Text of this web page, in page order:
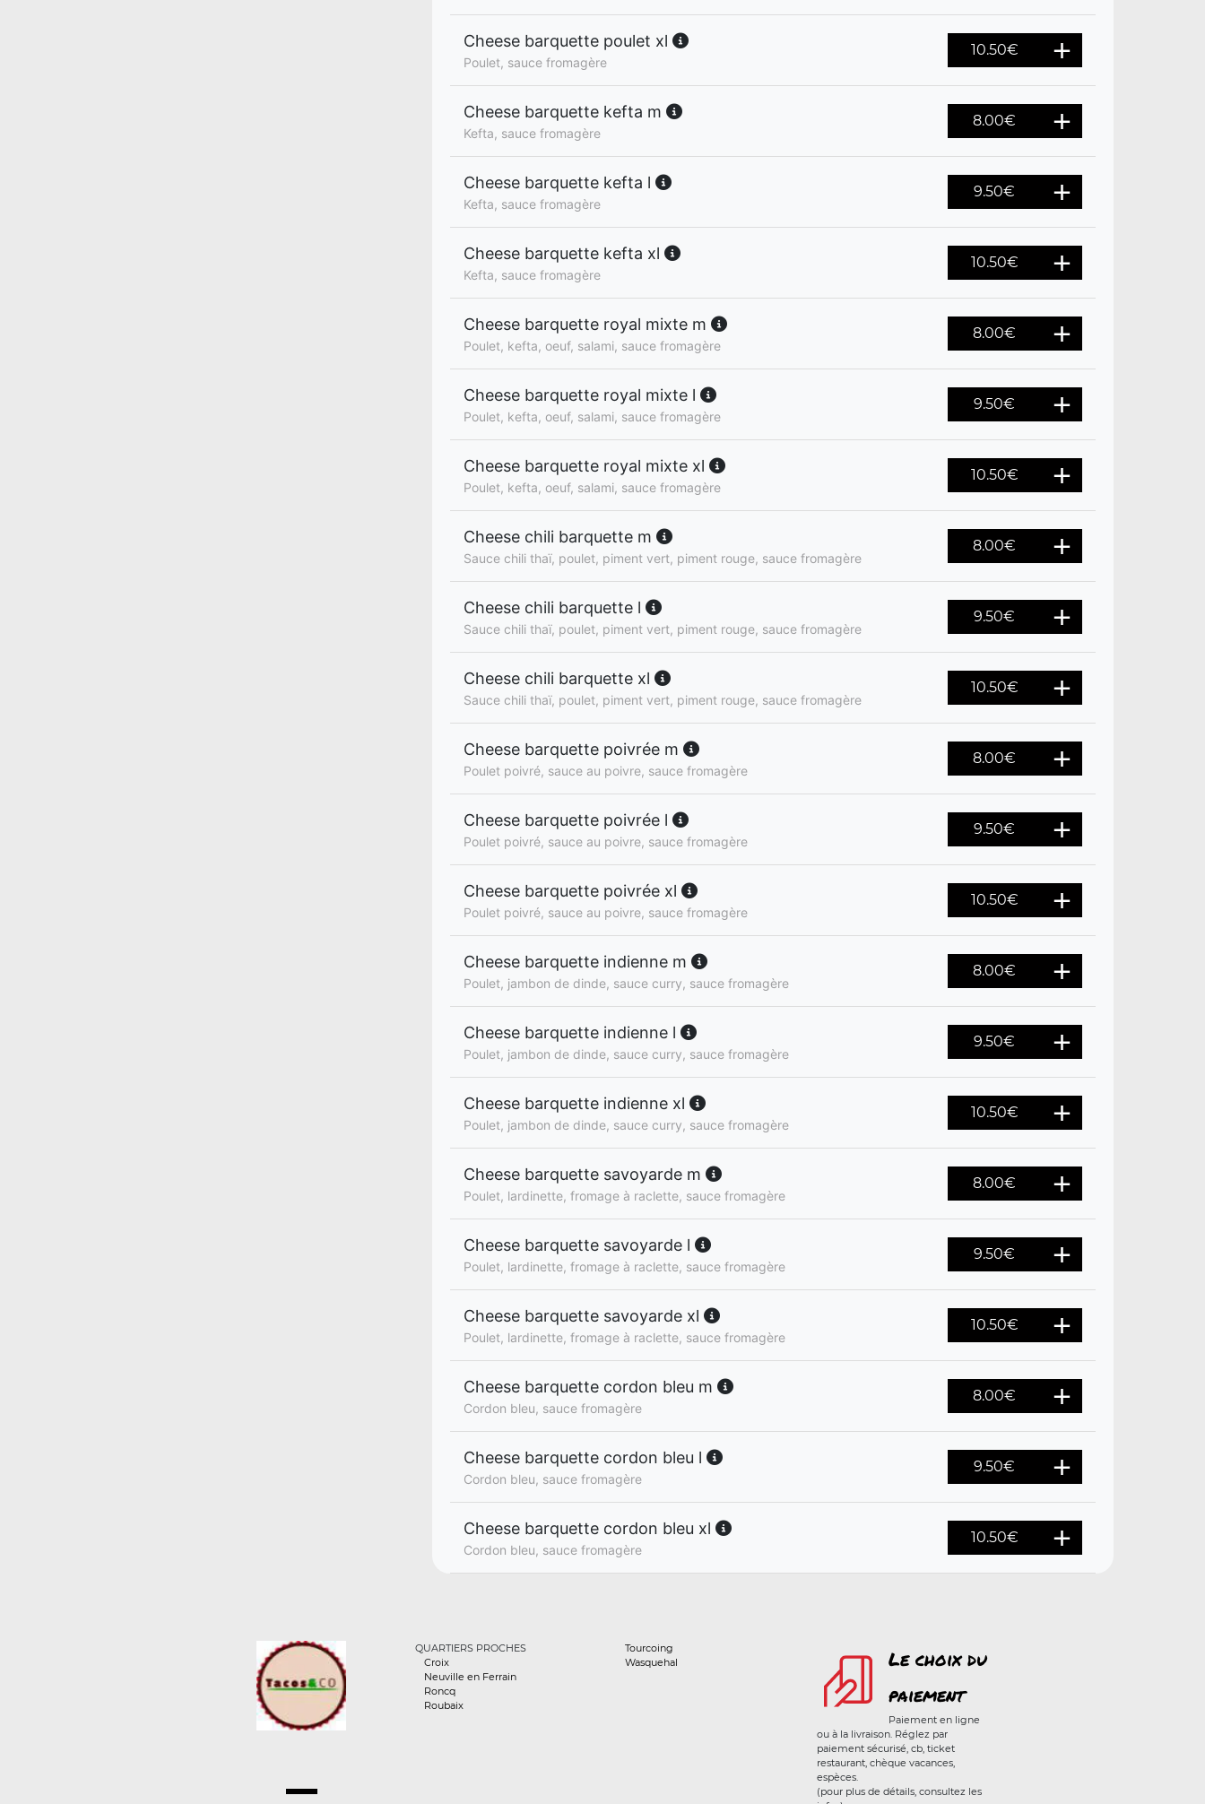
Cheese barquette poulet xl
Poulet, sauce fromagère
10.50€
Cheese barquette kefta m
Kefta, sauce fromagère
8.00€
Cheese barquette kefta l
Kefta, sauce fromagère
9.50€
Cheese barquette kefta xl
Kefta, sauce fromagère
10.50€
Cheese barquette royal mixte m
Poulet, kefta, oeuf, salami, sauce fromagère
8.00€
Cheese barquette royal mixte l
Poulet, kefta, oeuf, salami, sauce fromagère
9.50€
Cheese barquette royal mixte xl
Poulet, kefta, oeuf, salami, sauce fromagère
10.50€
Cheese chili barquette m
Sauce chili thaï, poulet, piment vert, piment rouge, sauce fromagère
8.00€
Cheese chili barquette l
Sauce chili thaï, poulet, piment vert, piment rouge, sauce fromagère
9.50€
Cheese chili barquette xl
Sauce chili thaï, poulet, piment vert, piment rouge, sauce fromagère
10.50€
Cheese barquette poivrée m
Poulet poivré, sauce au poivre, sauce fromagère
8.00€
Cheese barquette poivrée l
Poulet poivré, sauce au poivre, sauce fromagère
9.50€
Cheese barquette poivrée xl
Poulet poivré, sauce au poivre, sauce fromagère
10.50€
Cheese barquette indienne m
Poulet, jambon de dinde, sauce curry, sauce fromagère
8.00€
Cheese barquette indienne l
Poulet, jambon de dinde, sauce curry, sauce fromagère
9.50€
Cheese barquette indienne xl
Poulet, jambon de dinde, sauce curry, sauce fromagère
10.50€
Cheese barquette savoyarde m
Poulet, lardinette, fromage à raclette, sauce fromagère
8.00€
Cheese barquette savoyarde l
Poulet, lardinette, fromage à raclette, sauce fromagère
9.50€
Cheese barquette savoyarde xl
Poulet, lardinette, fromage à raclette, sauce fromagère
10.50€
Cheese barquette cordon bleu m
Cordon bleu, sauce fromagère
8.00€
Cheese barquette cordon bleu l
Cordon bleu, sauce fromagère
9.50€
Cheese barquette cordon bleu xl
Cordon bleu, sauce fromagère
10.50€
QUARTIERS PROCHES
Croix
Neuville en Ferrain
Roncq
Roubaix
Tourcoing
Wasquehal
Le choix du
paiement
Paiement en ligne
ou à la livraison. Réglez par
paiement sécurisé, cb, ticket
restaurant, chèque vacances,
espèces.
(pour plus de détails, consultez les